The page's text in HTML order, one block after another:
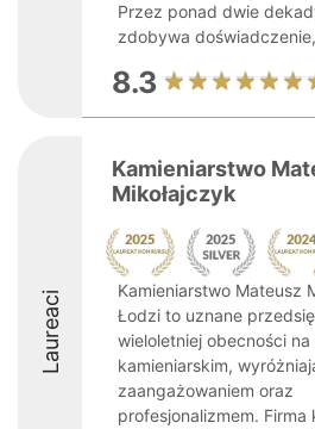
Przez ponad dwie
zdobywa
8.3
Laureaci
Kamieniarstwo
Mikołajczyk
Kamieniarstwo Mateusz
Łodzi to uznane
wieloletniej obecności na
kamieniarskim,
zaangażowaniem oraz
profesjonalizmem. Firma